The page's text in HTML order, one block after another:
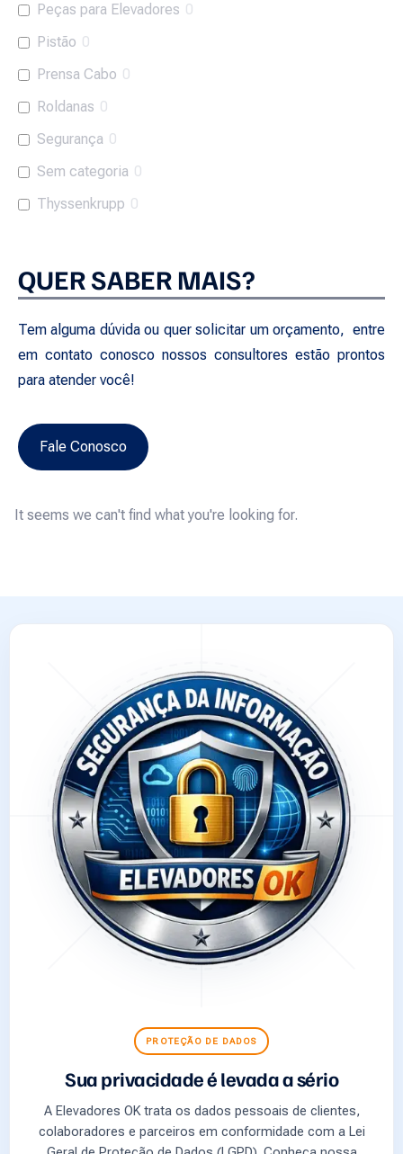
Peças para Elevadores 0
Pistão 0
Prensa Cabo 0
Roldanas 0
Segurança 0
Sem categoria 0
Thyssenkrupp 0
QUER SABER MAIS?
Tem alguma dúvida ou quer solicitar um orçamento, entre
em contato conosco nossos consultores estão prontos
para atender você!
Fale Conosco
It seems we can't find what you're looking for.
PROTEÇÃO DE DADOS
Sua privacidade é levada a sério
A Elevadores OK trata os dados pessoais de clientes,
colaboradores e parceiros em conformidade com a Lei